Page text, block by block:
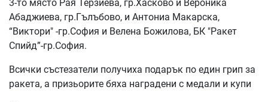
3-то място Рая Терзиева, гр.Хасково и Вероника
Абаджиева, гр.Гълъбово, и Антониа Макарска,
“Виктори" -гр.София и Велена Божилова, БК "Ракет
Спийд”-гр.София.
Всички състезатели получиха подарък по един грип за
ракета, а призьорите бяха наградени с медали и купи